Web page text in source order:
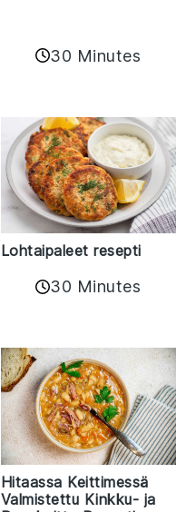
30 Minutes
Lohtaipaleet resepti
30 Minutes
Hitaassa Keittimessä
Valmistettu Kinkku- ja